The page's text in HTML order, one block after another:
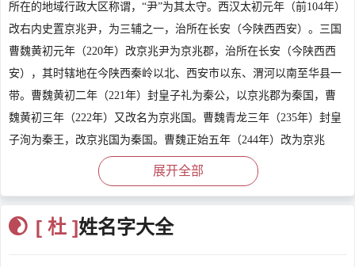
所在的地域行政大区称谓，“尹”为其太守。西汉太初元年（前104年）
改右内史置京兆尹，为三辅之一，治所在长安（今陕西西安）。三国
曹魏黄初元年（220年）改京兆尹为京兆郡，治所在长安（今陕西西
安），其时辖地在今陕西秦岭以北、西安市以东、渭河以南至华县一
带。曹魏黄初二年（221年）封皇子礼为秦公，以京兆郡为秦国，曹
魏黄初三年（222年）又改名为京兆国。曹魏青龙三年（235年）封皇
子洵为秦王，改京兆国为秦国。曹魏正始五年（244年）改为京兆
郡，今西安，下属五县，除周至、户县外，均在辖区内。西晋时仍置
京兆郡于长安，辖区较三国魏时缩小。十六国至南北朝时期前赵、前
兆郡（或尹）。隋、唐两朝均都长安，另建新城。隋朝时期称大兴
展开全部
[ 杜 ]姓名字大全